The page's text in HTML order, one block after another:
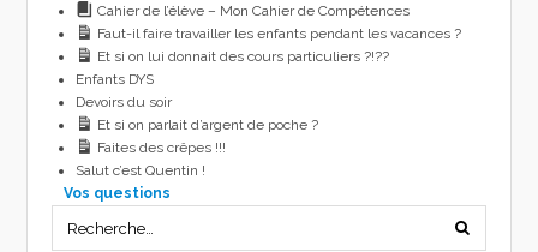
Cahier de l’élève – Mon Cahier de Compétences
Faut-il faire travailler les enfants pendant les vacances ?
Et si on lui donnait des cours particuliers ?!??
Enfants DYS
Devoirs du soir
Et si on parlait d’argent de poche ?
Faites des crêpes !!!
Salut c’est Quentin !
Vos questions